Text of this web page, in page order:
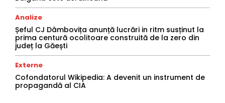
Analize
Șeful CJ Dâmbovița anunță lucrări in ritm susținut la
prima centură ocolitoare construită de la zero din
județ la Găești
Externe
Cofondatorul Wikipedia: A devenit un instrument de
propagandă al CIA